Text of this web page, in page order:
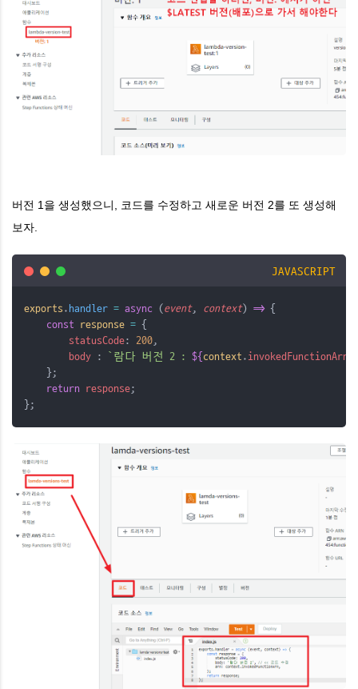
버전 1을 생성했으니, 코드를 수정하고 새로운 버전 2를 또 생성해
보자.
JAVASCRIPT
exports . handler = async ( event, context) => {
const response = {
statusCode: 200,
body : `람다 버전 2 : ${ context . invokedFunctionArn
    };
return response;
};